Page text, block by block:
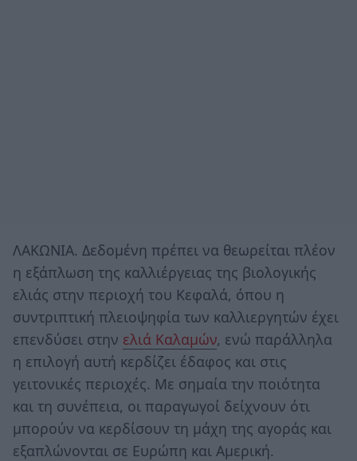
ΛΑΚΩΝΙΑ. Δεδομένη πρέπει να θεωρείται πλέον
η εξάπλωση της καλλιέργειας της βιολογικής
ελιάς στην περιοχή του Κεφαλά, όπου η
συντριπτική πλειοψηφία των καλλιεργητών έχει
επενδύσει στην ελιά Καλαμών, ενώ παράλληλα
η επιλογή αυτή κερδίζει έδαφος και στις
γειτονικές περιοχές. Με σημαία την ποιότητα
και τη συνέπεια, οι παραγωγοί δείχνουν ότι
μπορούν να κερδίσουν τη μάχη της αγοράς και
εξαπλώνονται σε Ευρώπη και Αμερική.